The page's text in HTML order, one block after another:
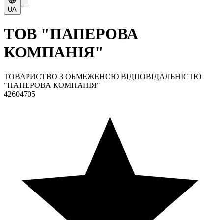
UA
ТОВ "ПАПЕРОВА
КОМПАНІЯ"
ТОВАРИСТВО З ОБМЕЖЕНОЮ ВІДПОВІДАЛЬНІСТЮ
"ПАПЕРОВА КОМПАНІЯ"
42604705